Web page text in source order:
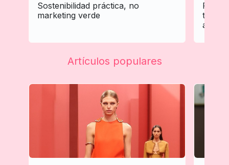
Sostenibilidad práctica, no
marketing verde
Artículos populares